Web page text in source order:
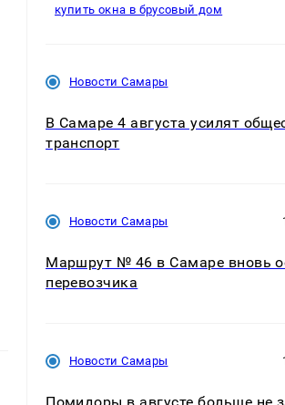
купить окна в брусовый дом
Новости Самары
В Самаре 4 августа усилят
транспорт
Новости Самары
Маршрут № 46 в Самаре вновь
перевозчика
Новости Самары